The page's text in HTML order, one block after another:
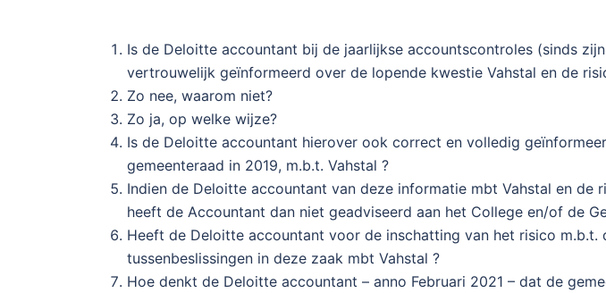
Is de Deloitte accountant bij de jaarlijkse accountscontroles (sinds
vertrouwelijk geïnformeerd over de lopende kwestie Vahstal en de
Zo nee, waarom niet?
Zo ja, op welke wijze?
Is de Deloitte accountant hierover ook correct en volledig
gemeenteraad in 2019, m.b.t. Vahstal ?
Indien de Deloitte accountant van deze informatie mbt Vahstal en de
heeft de Accountant dan niet geadviseerd aan het College en/of de
Heeft de Deloitte accountant voor de inschatting van het risico m.b.t.
tussenbeslissingen in deze zaak mbt Vahstal ?
Hoe denkt de Deloitte accountant – anno Februari 2021 – dat de